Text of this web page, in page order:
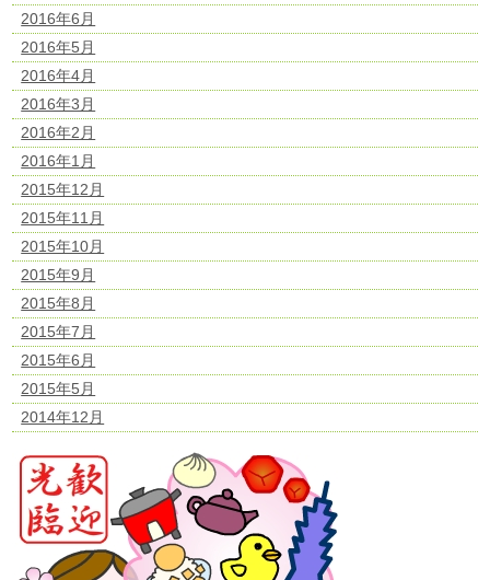
2016年6月
2016年5月
2016年4月
2016年3月
2016年2月
2016年1月
2015年12月
2015年11月
2015年10月
2015年9月
2015年8月
2015年7月
2015年6月
2015年5月
2014年12月